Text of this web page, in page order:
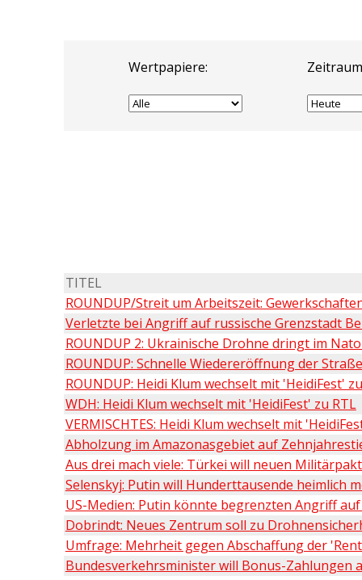
Wertpapiere:
TITEL
ROUNDUP/Streit um Arbeitszeit:
Verletzte bei Angriff auf russische Grenzstadt
ROUNDUP 2: Ukrainische Drohne dringt im
ROUNDUP: Schnelle Wiedereröffnung der
ROUNDUP: Heidi Klum wechselt mit 'HeidiFest'
WDH: Heidi Klum wechselt mit 'HeidiFest' zu RTL
VERMISCHTES: Heidi Klum wechselt mit
Abholzung im Amazonasgebiet auf
Aus drei mach viele: Türkei will neuen
Selenskyj: Putin will Hunderttausende heimlich
US-Medien: Putin könnte begrenzten Angriff
Dobrindt: Neues Zentrum soll zu
Umfrage: Mehrheit gegen Abschaffung der
Bundesverkehrsminister will Bonus-Zahlungen